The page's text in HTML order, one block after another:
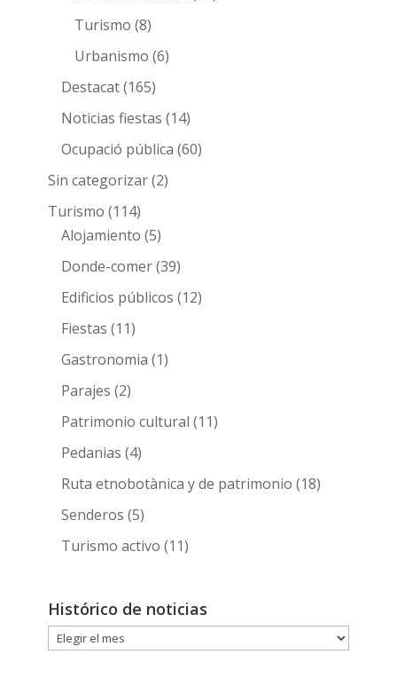
Turismo (8)
Urbanismo (6)
Destacat(165)
Noticias fiestas (14)
Ocupació pública (60)
Sin categorizar(2)
Turismo (114)
Alojamiento (5)
Donde-comer(39)
Edificios públicos (12)
Fiestas (11)
Gastronomia (1)
Parajes (2)
Patrimonio cultural (11)
Pedanias (4)
Ruta etnobotànica y de patrimonio (18)
Senderos (5)
Turismo activo (11)
Histórico de noticias
Histórico